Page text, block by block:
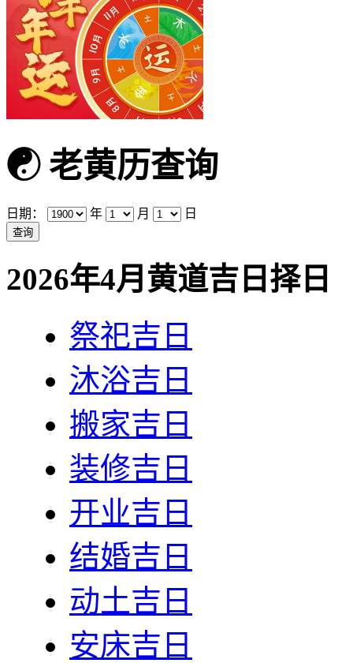
☯老黄历查询
日期： 年 月 日
2026年4月黄道吉日择日
祭祀吉日
沐浴吉日
搬家吉日
装修吉日
开业吉日
结婚吉日
动土吉日
安床吉日